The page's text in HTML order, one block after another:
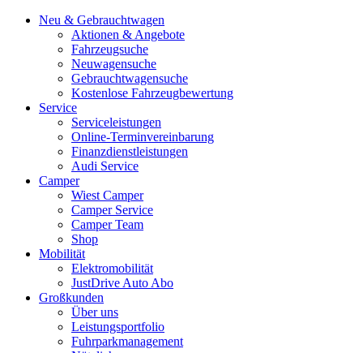
Neu & Gebrauchtwagen
Aktionen & Angebote
Fahrzeugsuche
Neuwagensuche
Gebrauchtwagensuche
Kostenlose Fahrzeugbewertung
Service
Serviceleistungen
Online-Terminvereinbarung
Finanzdienstleistungen
Audi Service
Camper
Wiest Camper
Camper Service
Camper Team
Shop
Mobilität
Elektromobilität
JustDrive Auto Abo
Großkunden
Über uns
Leistungsportfolio
Fuhrparkmanagement